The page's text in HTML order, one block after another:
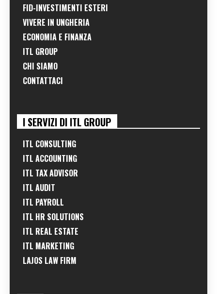
FID-INVESTIMENTI ESTERI
VIVERE IN UNGHERIA
ECONOMIA E FINANZA
ITL GROUP
CHI SIAMO
CONTATTACI
I SERVIZI DI ITL GROUP
ITL CONSULTING
ITL ACCOUNTING
ITL TAX ADVISOR
ITL AUDIT
ITL PAYROLL
ITL HR SOLUTIONS
ITL REAL ESTATE
ITL MARKETING
LAJOS LAW FIRM